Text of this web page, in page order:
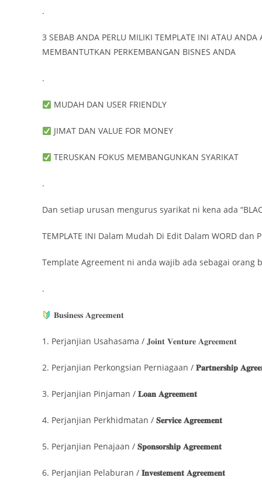
.
3 SEBAB ANDA PERLU MILIKI TEMPLATE INI ATAU
MEMBANTUTKAN PERKEMBANGAN BISNES ANDA
.
MUDAH DAN USER FRIENDLY
JIMAT DAN VALUE FOR MONEY
TERUSKAN FOKUS MEMBANGUNKAN SYARIKAT
.
Dan setiap urusan mengurus syarikat ni kena ada
TEMPLATE INI Dalam Mudah Di Edit Dalam WORD dan
Template Agreement ni anda wajib ada sebagai orang
.
𝐁𝐮𝐬𝐢𝐧𝐞𝐬𝐬 𝐀𝐠𝐫𝐞𝐞𝐦𝐞𝐧𝐭​
1. Perjanjian Usahasama / 𝐉𝐨𝐢𝐧𝐭 𝐕𝐞𝐧𝐭𝐮𝐫𝐞 𝐀𝐠𝐫𝐞𝐞𝐦𝐞𝐧𝐭
2. Perjanjian Perkongsian Perniagaan / 𝐏𝐚𝐫𝐭𝐧𝐞𝐫𝐬𝐡𝐢𝐩
3. Perjanjian Pinjaman / 𝐋𝐨𝐚𝐧 𝐀𝐠𝐫𝐞𝐞𝐦𝐞𝐧𝐭
4. Perjanjian Perkhidmatan / 𝐒𝐞𝐫𝐯𝐢𝐜𝐞 𝐀𝐠𝐫𝐞𝐞𝐦𝐞𝐧𝐭
5. Perjanjian Penajaan / 𝐒𝐩𝐨𝐧𝐬𝐨𝐫𝐬𝐡𝐢𝐩 𝐀𝐠𝐫𝐞𝐞𝐦𝐞𝐧𝐭
6. Perjanjian Pelaburan / 𝐈𝐧𝐯𝐞𝐬𝐭𝐞𝐦𝐞𝐧𝐭 𝐀𝐠𝐫𝐞𝐞𝐦𝐞𝐧𝐭